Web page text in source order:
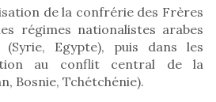
de la confrérie des Frères
régimes nationalistes arabes
(Syrie, Egypte), puis dans les
au conflit central de la
Bosnie, Tchétchénie).